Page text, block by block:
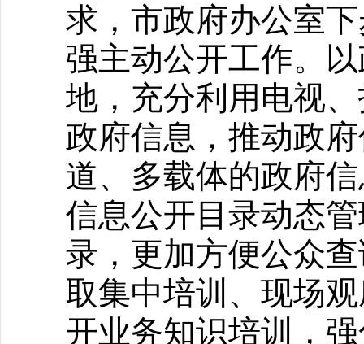
求，市政府办公室
强主动公开工作。
地，充分利用电视
政府信息，推动政
道、多载体的政府
信息公开目录动态
录，更加方便公众
取集中培训、现场
开业务知识培训，